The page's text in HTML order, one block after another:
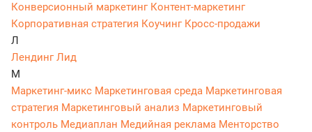
Конверсионный маркетинг Контент-маркетинг
Корпоративная стратегия Коучинг Кросс-продажи
Л
ЛендингЛид
М
Маркетинг-микс Маркетинговая среда Маркетинговая
стратегия Маркетинговый анализ Маркетинговый
контроль Медиаплан Медийная реклама Менторство